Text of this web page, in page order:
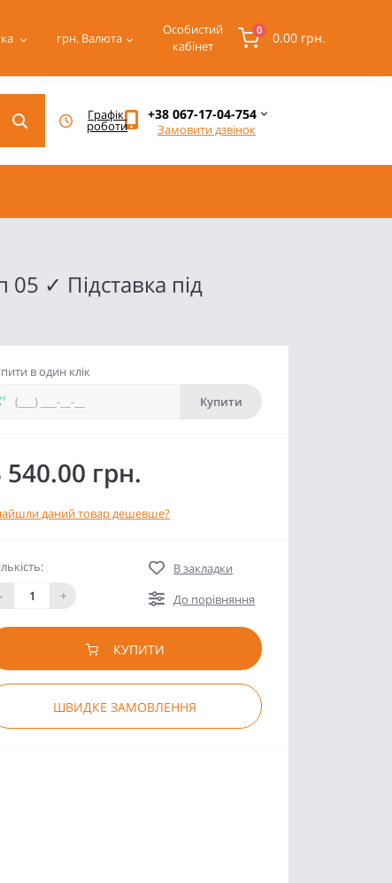
грн. Валюта
Особистий
кабінет
0 0.00 грн.
Графік
роботи
+38 067-17-04-754
Замовити дзвінок
✓ Підставка під
в один клік
Купити
540.00 грн.
даний товар дешевше?
-
+
В закладки
До порівняння
КУПИТИ
ШВИДКЕ ЗАМОВЛЕННЯ